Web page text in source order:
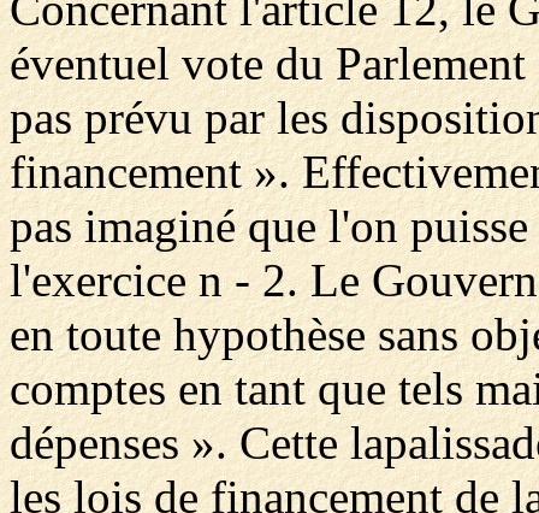
éventuel vote du
pas prévu par les
financement ».
pas imaginé que l'on
l'exercice n - 2. Le
en toute hypothèse sans
comptes en tant que tels
dépenses ». Cette
les lois de financement de